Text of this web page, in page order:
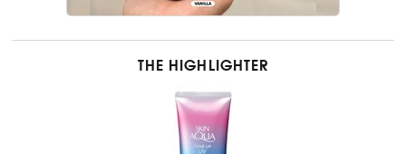
THE HIGHLIGHTER